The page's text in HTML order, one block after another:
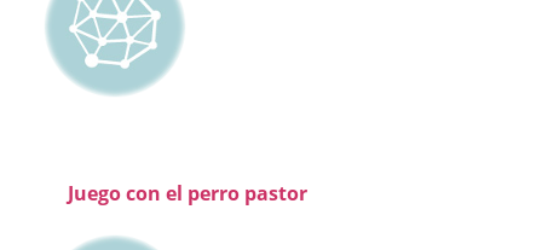
Juego con el perro pastor